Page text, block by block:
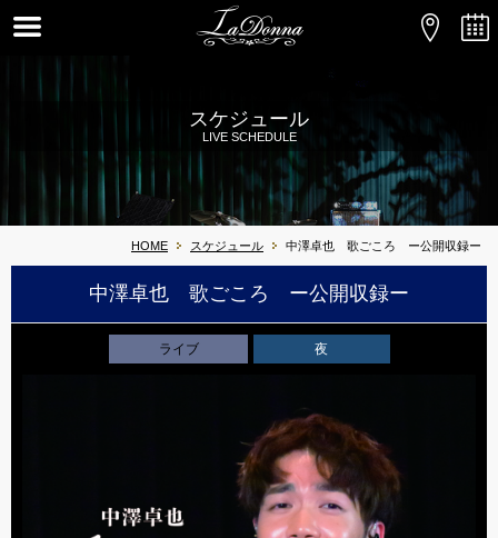
スケジュール
LIVE SCHEDULE
HOME スケジュール 中澤卓也 歌ごころ ー公開収録ー
中澤卓也 歌ごころ ー公開収録ー
ライブ 夜